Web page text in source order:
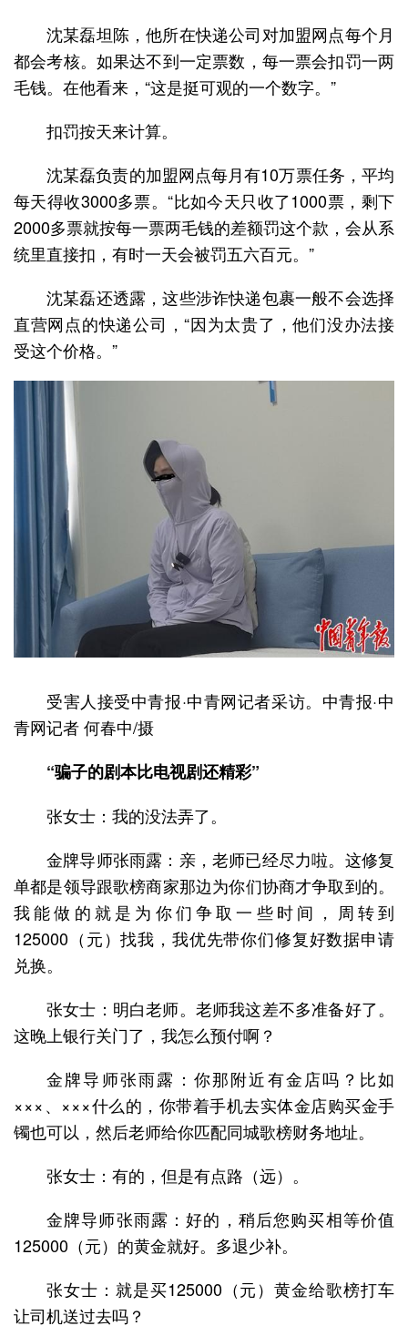
沈某磊坦陈，他所在快递公司对加盟网点每个月
都会考核。如果达不到一定票数，每一票会扣罚一两
毛钱。在他看来，“这是挺可观的一个数字。”
扣罚按天来计算。
沈某磊负责的加盟网点每月有10万票任务，平均
每天得收3000多票。“比如今天只收了1000票，剩下
2000多票就按每一票两毛钱的差额罚这个款，会从系
统里直接扣，有时一天会被罚五六百元。”
沈某磊还透露，这些涉诈快递包裹一般不会选择
直营网点的快递公司，“因为太贵了，他们没办法接
受这个价格。”
受害人接受中青报·中青网记者采访。中青报·中
青网记者 何春中/摄
“骗子的剧本比电视剧还精彩”
张女士：我的没法弄了。
金牌导师张雨露：亲，老师已经尽力啦。这修复
单都是领导跟歌榜商家那边为你们协商才争取到的。
我能做的就是为你们争取一些时间，周转到
125000（元）找我，我优先带你们修复好数据申请
兑换。
张女士：明白老师。老师我这差不多准备好了。
这晚上银行关门了，我怎么预付啊？
金牌导师张雨露：你那附近有金店吗？比如
×××、×××什么的，你带着手机去实体金店购买金手
镯也可以，然后老师给你匹配同城歌榜财务地址。
张女士：有的，但是有点路（远）。
金牌导师张雨露：好的，稍后您购买相等价值
125000（元）的黄金就好。多退少补。
张女士：就是买125000（元）黄金给歌榜打车
让司机送过去吗？